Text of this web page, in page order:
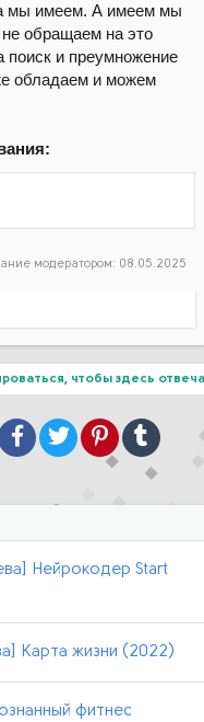
мы имеем. А имеем мы
не обращаем на это
поиск и преумножение
обладаем и можем
модератором: 08.05.2025
чтобы здесь
Facebook
TwitterPinterestTumblr
почта
Нейрокодер Start
Карта жизни (2022)
фитнес